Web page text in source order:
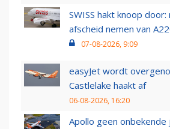
SWISS hakt knoop
afscheid nemen van
07-08-2026, 9:09
easyJet wordt
Castlelake haakt af
06-08-2026, 16:20
Apollo geen onbekende